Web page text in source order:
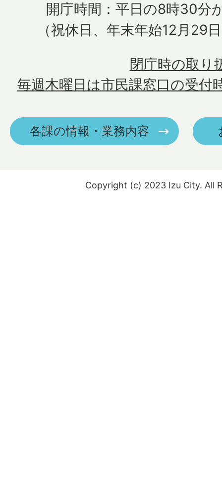
開庁時間：平日の8時30分
（祝休日、年末年始12月29
毎週木曜日は市民課窓口の受付
閉庁時の取り
各課の情報・業務内容
Copyright (c) 2023 Izu City. All